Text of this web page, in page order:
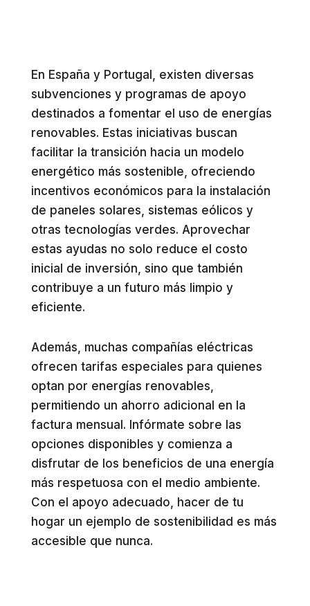
En España y Portugal, existen diversas
subvenciones y programas de apoyo
destinados a fomentar el uso de energías
renovables. Estas iniciativas buscan
facilitar la transición hacia un modelo
energético más sostenible, ofreciendo
incentivos económicos para la instalación
de paneles solares, sistemas eólicos y
otras tecnologías verdes. Aprovechar
estas ayudas no solo reduce el costo
inicial de inversión, sino que también
contribuye a un futuro más limpio y
eficiente.
Además, muchas compañías eléctricas
ofrecen tarifas especiales para quienes
optan por energías renovables,
permitiendo un ahorro adicional en la
factura mensual. Infórmate sobre las
opciones disponibles y comienza a
disfrutar de los beneficios de una energía
más respetuosa con el medio ambiente.
Con el apoyo adecuado, hacer de tu
hogar un ejemplo de sostenibilidad es más
accesible que nunca.